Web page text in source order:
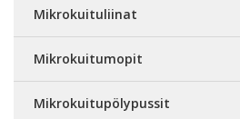
Mikrokuituliinat
Mikrokuitumopit
Mikrokuitupölypussit